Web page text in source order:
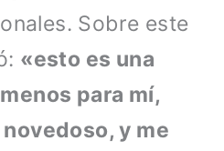
Sobre este
«esto es una
para mí,
y me